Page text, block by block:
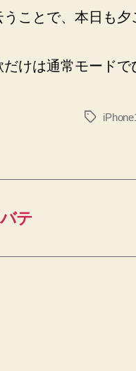
うことで、本日も
だけは通常モード
タ
テ